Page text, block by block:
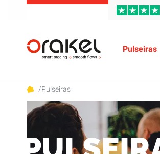
Pulseiras
/Pulseiras